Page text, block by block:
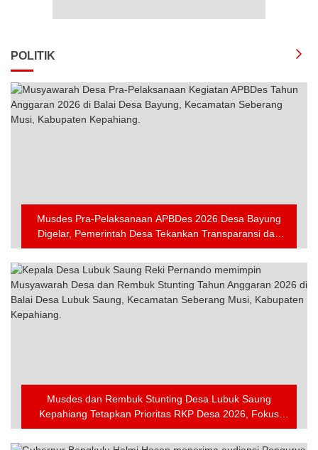
POLITIK
Musdes Pra-Pelaksanaan APBDes 2026 Desa Bayung
Digelar, Pemerintah Desa Tekankan Transparansi dan
Partisipasi Warga
Musdes dan Rembuk Stunting Desa Lubuk Saung
Kepahiang Tetapkan Prioritas RKP Desa 2026, Fokus
Infrastruktur dan Penurunan Stunting